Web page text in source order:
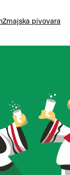
Zmajska pivovara